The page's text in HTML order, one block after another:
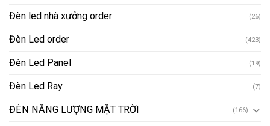
Đèn led nhà xưởng order (26)
Đèn Led order (423)
Đèn Led Panel (19)
Đèn Led Ray (7)
ĐÈN NĂNG LƯỢNG MẶT TRỜI (166)